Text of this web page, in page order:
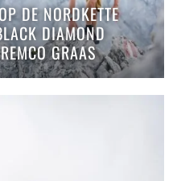
DE NORDKETTE
DIAMOND
GRAAS